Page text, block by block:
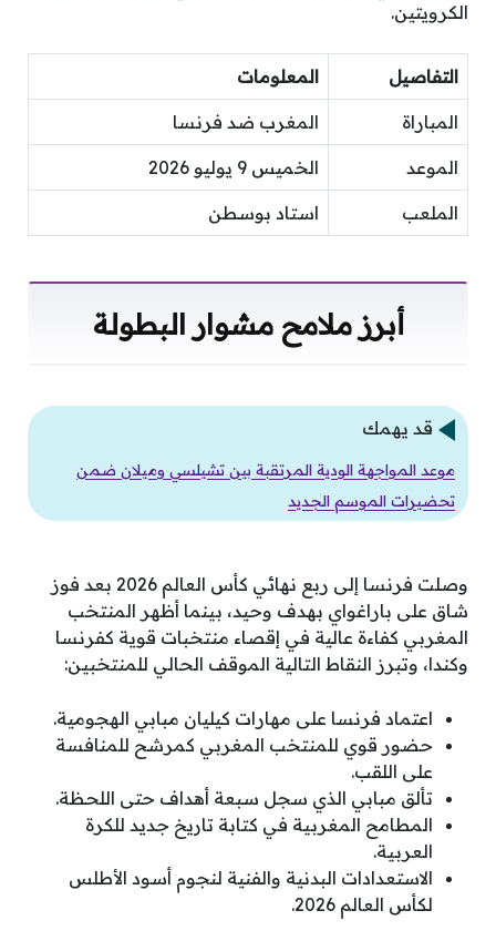
الكرويتين.
التفاصيل المعلومات
المباراة المغرب ضد فرنسا
الموعد الخميس 9 يوليو 2026
الملعب استاد بوسطن
أبرز ملامح مشوار البطولة
قد يهمك
موعد المواجهة الودية المرتقبة بين تشيلسي وميلان ضمن
تحضيرات الموسم الجديد
وصلت فرنسا إلى ربع نهائي كأس العالم 2026 بعد فوز
شاق على باراغواي بهدف وحيد، بينما أظهر المنتخب
المغربي كفاءة عالية في إقصاء منتخبات قوية كفرنسا
وكندا، وتبرز النقاط التالية الموقف الحالي للمنتخبين:
اعتماد فرنسا على مهارات كيليان مبابي الهجومية.
حضور قوي للمنتخب المغربي كمرشح للمنافسة
على اللقب.
تألق مبابي الذي سجل سبعة أهداف حتى اللحظة.
المطامح المغربية في كتابة تاريخ جديد للكرة
العربية.
الاستعدادات البدنية والفنية لنجوم أسود الأطلس
لكأس العالم 2026.